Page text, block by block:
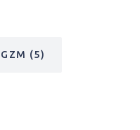
GZM (5)